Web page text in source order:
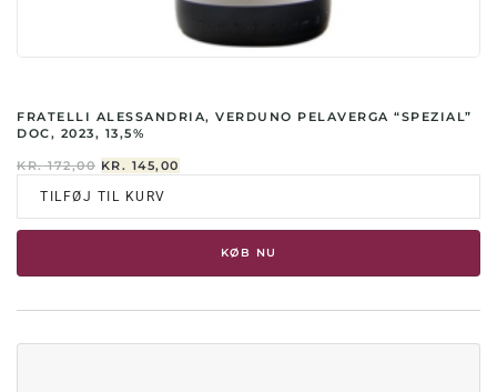
FRATELLI ALESSANDRIA, VERDUNO PELAVERGA “SPEZIAL”
DOC, 2023, 13,5%
KR.172,00 DEN
OPRINDELIGE
PRIS
KR. 172,00.
KR. 145,00
AKTUELLE
KR. 145,00.
TILFØJ TIL KURV
KØB NU